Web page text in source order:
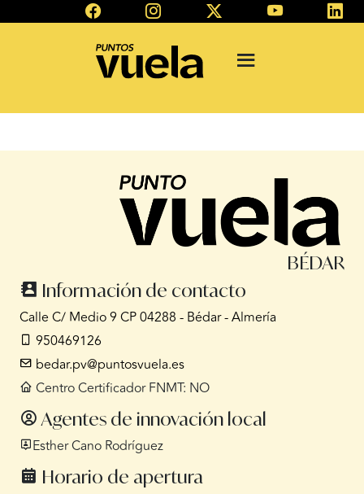
BÉDAR
Información de contacto
Calle C/ Medio 9 CP 04288 - Bédar - Almería
950469126
bedar.pv@puntosvuela.es
Centro Certificador FNMT: NO
Agentes de innovación local
Esther Cano Rodríguez
Horario de apertura